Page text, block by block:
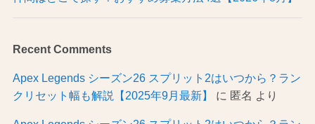
Recent Comments
Apex Legends シーズン26 スプリット2はいつから？ラン
クリセット幅も解説【2025年9月最新】
に 匿名 より